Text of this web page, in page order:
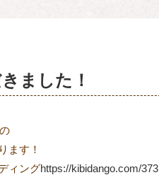
ました！
ます！
ィングhttps://kibidango.com/373